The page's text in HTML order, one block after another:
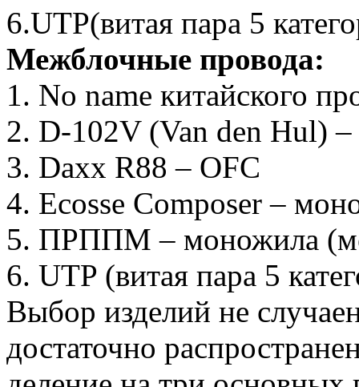
6.UTP(витая пара 5
Межблочные провода:
1. No name китайского
2. D-102V (Van den Hul)
3. Daxx R88 – OFC
4. Ecosse Composer –
5. ПРППМ – моножила
6. UTP (витая пара 5
Выбор изделий не
достаточно